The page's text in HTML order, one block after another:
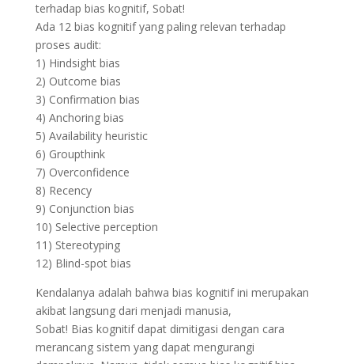
terhadap bias kognitif, Sobat!
Ada 12 bias kognitif yang paling relevan terhadap
proses audit:
1) Hindsight bias
2) Outcome bias
3) Confirmation bias
4) Anchoring bias
5) Availability heuristic
6) Groupthink
7) Overconfidence
8) Recency
9) Conjunction bias
10) Selective perception
11) Stereotyping
12) Blind-spot bias
Kendalanya adalah bahwa bias kognitif ini merupakan
akibat langsung dari menjadi manusia,
Sobat! Bias kognitif dapat dimitigasi dengan cara
merancang sistem yang dapat mengurangi